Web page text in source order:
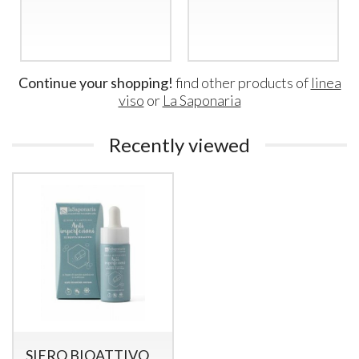
Continue your shopping! find other products of linea
viso or La Saponaria
Recently viewed
SIERO BIOATTIVO